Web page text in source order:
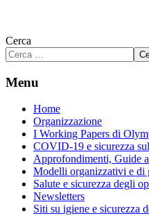
Cerca
Menu
Home
Organizzazione
I Working Papers di
COVID-19 e sicurezza
Approfondimenti, Guide
Modelli organizzativi e di
Salute e sicurezza degli
Newsletters
Siti su igiene e sicurezza